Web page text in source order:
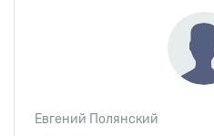
Евгений Полянский